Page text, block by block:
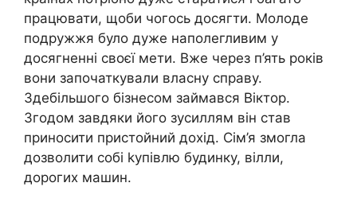
працювати, щоби чогось досягти. Молоде
подружжя було дуже наполегливим у
досягненні своєї мети. Вже через п’ять років
вони започаткували власну справу.
Здебільшого бізнесом займався Віктор.
Згодом завдяки його зусиллям він став
приносити пристойний дохід. Сім’я змогла
дозволити собі kупівлю будинку, вілли,
дорогих машин.